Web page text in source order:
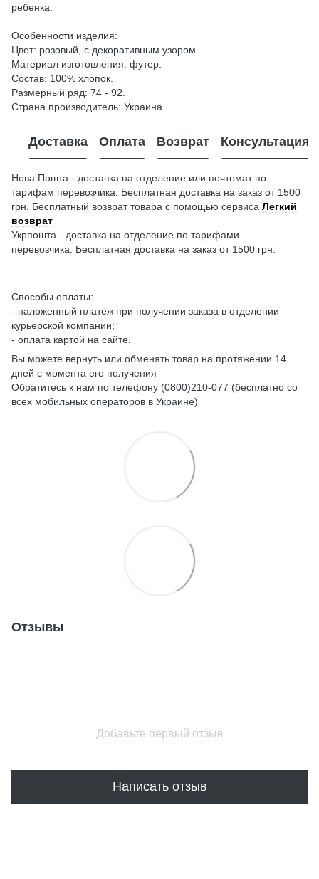
ребенка.
Особенности изделия:
Цвет: розовый, с декоративным узором.
Материал изготовления: футер.
Состав: 100% хлопок.
Размерный ряд: 74 - 92.
Страна производитель: Украина.
Доставка Оплата Возврат Консультация
Нова Пошта - доставка на отделение или почтомат по
тарифам перевозчика. Бесплатная доставка на заказ от 1500
грн. Бесплатный возврат товара с помощью сервиса Легкий
возврат
Укрпошта - доставка на отделение по тарифами
перевозчика. Бесплатная доставка на заказ от 1500 грн.
Способы оплаты:
- наложенный платёж при получении заказа в отделении
курьерской компании;
- оплата картой на сайте.
Вы можете вернуть или обменять товар на протяжении 14
дней с момента его получения
Обратитесь к нам по телефону (0800)210-077 (бесплатно со
всех мобильных операторов в Украине)
Отзывы
Добавьте первый отзыв
Написать отзыв